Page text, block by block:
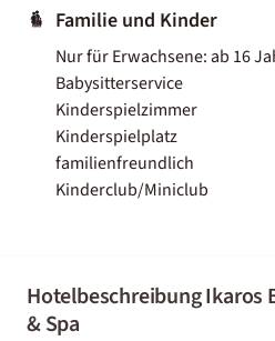
Familie und Kinder
Nur für Erwachsene: ab 16
Babysitterservice
Kinderspielzimmer
Kinderspielplatz
familienfreundlich
Kinderclub/Miniclub
Hotelbeschreibung Ikaros
& Spa